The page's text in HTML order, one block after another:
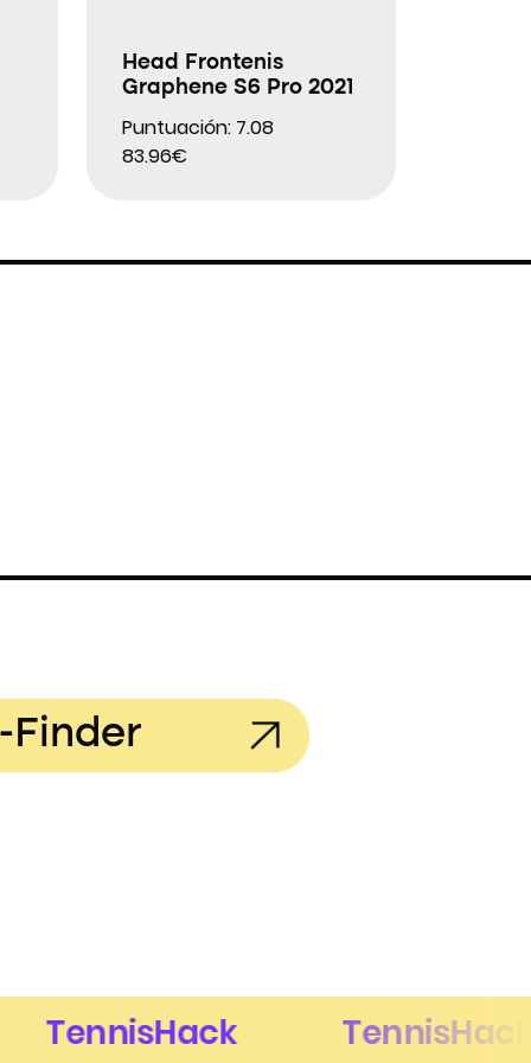
Head Frontenis
Graphene S6 Pro 2021
Puntuación: 7.08
83.96€
Finder